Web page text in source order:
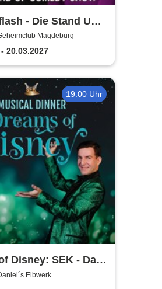
- Die Stand Up
in Magdeburg
Magdeburg
20.03.2027
19:00 Uhr
Disney: SEK - Das
Elbwerk